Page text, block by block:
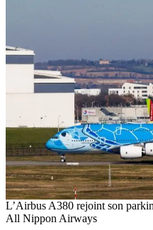
L’Airbus A380 rejoint son
All Nippon Airways